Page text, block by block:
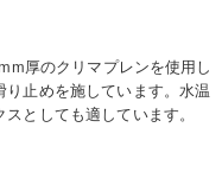
厚のクリマプレンを使用し
止めを施しています。水温
としても適しています。